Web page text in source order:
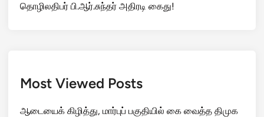
தொழிலதிபர் பி.ஆர்.சுந்தர் அதிரடி கைது!
Most Viewed Posts
ஆடையைக் கிழித்து, மார்புப் பகுதியில் கை வைத்த திமுக